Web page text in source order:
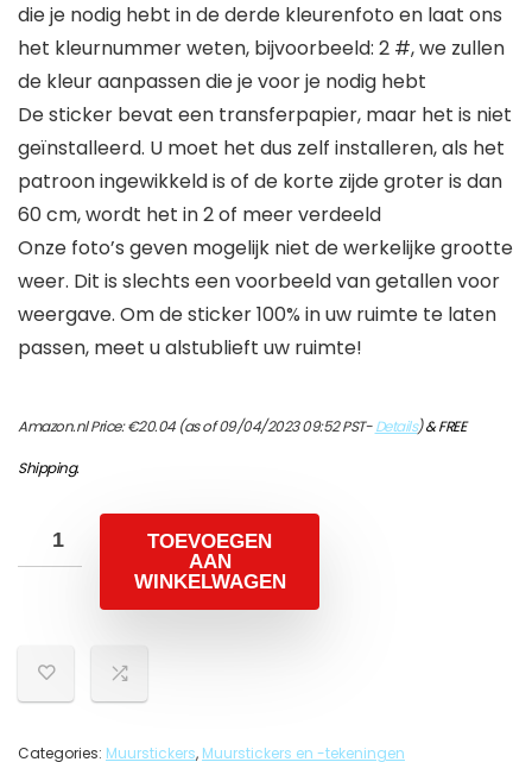
die je nodig hebt in de derde kleurenfoto en laat ons
het kleurnummer weten, bijvoorbeeld: 2 #, we zullen
de kleur aanpassen die je voor je nodig hebt
De sticker bevat een transferpapier, maar het is niet
geïnstalleerd. U moet het dus zelf installeren, als het
patroon ingewikkeld is of de korte zijde groter is dan
60 cm, wordt het in 2 of meer verdeeld
Onze foto’s geven mogelijk niet de werkelijke grootte
weer. Dit is slechts een voorbeeld van getallen voor
weergave. Om de sticker 100% in uw ruimte te laten
passen, meet u alstublieft uw ruimte!
Amazon.nl Price:€20.04(as of 09/04/2023 09:52 PST-Details)&FREE
Shipping.
TOEVOEGEN
AAN
WINKELWAGEN
Categories: Muurstickers, Muurstickers en -tekeningen